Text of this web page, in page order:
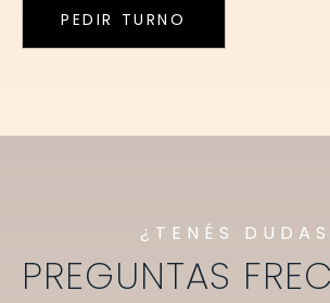
PEDIR TURNO
¿TENÉS
PREGUNTAS